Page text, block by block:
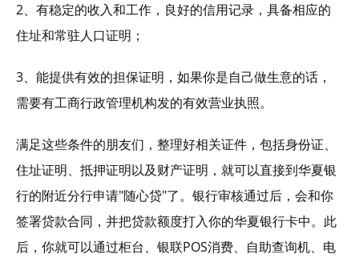
2、有稳定的收入和工作，良好的信用记录，具备相应的
住址和常驻人口证明；
3、能提供有效的担保证明，如果你是自己做生意的话，
需要有工商行政管理机构发的有效营业执照。
满足这些条件的朋友们，整理好相关证件，包括身份证、
住址证明、抵押证明以及财产证明，就可以直接到华夏银
行的附近分行申请"随心贷"了。银行审核通过后，会和你
签署贷款合同，并把贷款额度打入你的华夏银行卡中。此
后，你就可以通过柜台、银联POS消费、自助查询机、电